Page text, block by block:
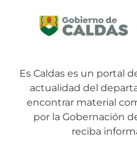
Es Caldas es un portal
actualidad del
encontrar material
por la Gobernación
reciba